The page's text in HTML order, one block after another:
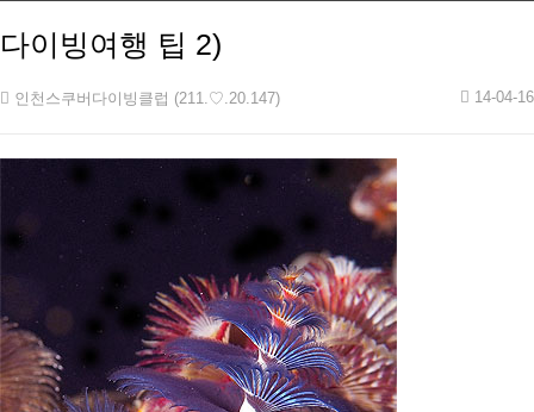
다이빙여행 팁 2)
인천스쿠버다이빙클럽 (211.♡.20.147) 14-04-16